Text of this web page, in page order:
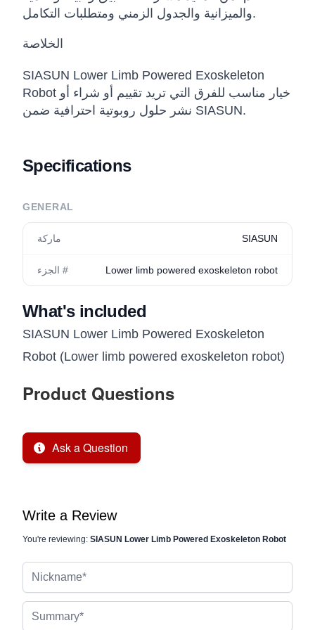
والميزانية والجدول الزمني ومتطلبات التكامل.
الخلاصة
SIASUN Lower Limb Powered Exoskeleton
Robot خيار مناسب للفرق التي تريد تقييم أو شراء أو
نشر حلول روبوتية احترافية ضمن SIASUN.
Specifications
GENERAL
ماركة SIASUN
الجزء # Lower limb powered exoskeleton robot
What's included
SIASUN Lower Limb Powered Exoskeleton
Robot (Lower limb powered exoskeleton robot)
Product Questions
Ask a Question
Write a Review
You're reviewing: SIASUN Lower Limb Powered Exoskeleton Robot